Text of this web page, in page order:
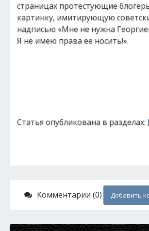
страницах протестующие
картинку, имитирующую
надписью «Мне не нужна
Я не имею права ее носить!».
Статья опубликована в разделах:
Комментарии (0) Добавить